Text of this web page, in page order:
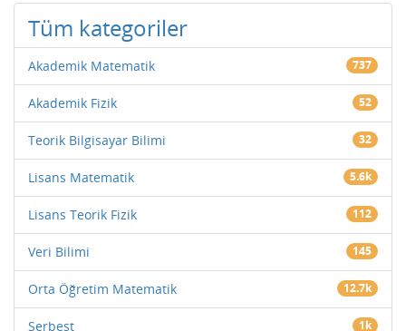
Tüm kategoriler
Akademik Matematik 737
Akademik Fizik 52
Teorik Bilgisayar Bilimi 32
Lisans Matematik 5.6k
Lisans Teorik Fizik 112
Veri Bilimi 145
Orta Öğretim Matematik 12.7k
Serbest 1k